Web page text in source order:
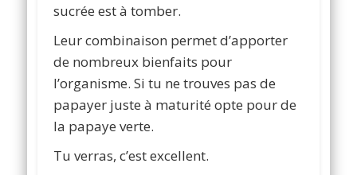
sucrée est à tomber.
Leur combinaison permet d’apporter
de nombreux bienfaits pour
l’organisme. Si tu ne trouves pas de
papayer juste à maturité opte pour de
la papaye verte.
Tu verras, c’est excellent.